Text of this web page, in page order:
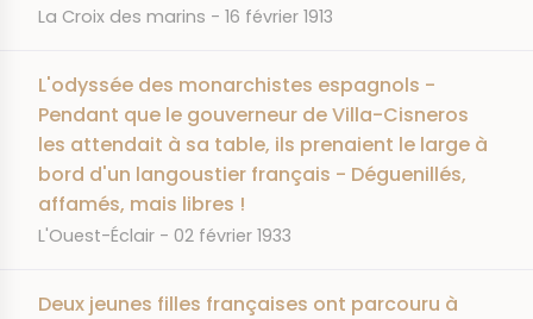
JOURNAL
La Croix des marins DATE
16 février 1913
L'odyssée des monarchistes espagnols -
Pendant que le gouverneur de Villa-Cisneros
les attendait à sa table, ils prenaient le large à
bord d'un langoustier français - Déguenillés,
affamés, mais libres !
JOURNAL
L'Ouest-Éclair DATE
02 février 1933
Deux jeunes filles françaises ont parcouru à